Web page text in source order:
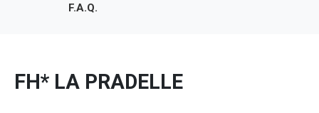
F.A.Q.
FH* LA PRADELLE